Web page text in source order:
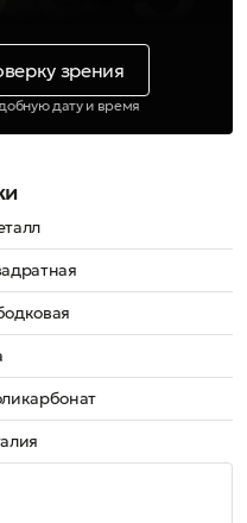
зрения
дату и время